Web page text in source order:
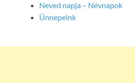
Neved napja – Névnapok
Ünnepeink